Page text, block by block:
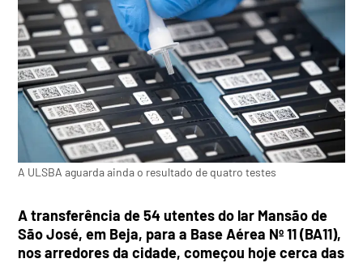
A ULSBA aguarda ainda o resultado de quatro testes
A transferência de 54 utentes do lar Mansão de
São José, em Beja, para a Base Aérea Nº 11 (BA11),
nos arredores da cidade, começou hoje cerca das